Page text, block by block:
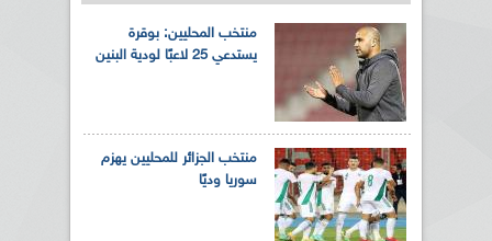
منتخب المحليين: بوقرة
يستدعي 25 لاعبًا لودية البنين
منتخب الجزائر للمحليين يهزم
سوريا وديًا